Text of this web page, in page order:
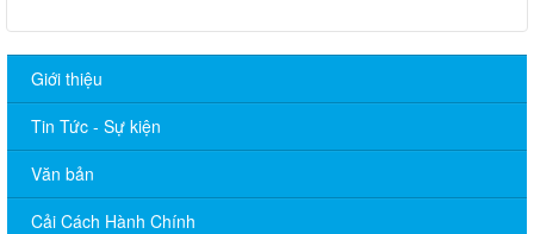
Giới thiệu
Tin Tức - Sự kiện
Văn bản
Cải Cách Hành Chính